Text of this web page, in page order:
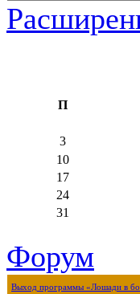
П
3
10
17
24
31
Форум
Выход программы «Лошади в